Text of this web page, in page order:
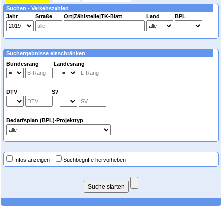
Suchen - Verkehszahlen
Jahr
Straße Ort|Zählstelle|TK-Blatt Land BPL
Suchergebnisse einschränken
Bundesrang Landesrang
|
DTV SV
|
Bedarfsplan (BPL)-Projekttyp
Infos anzeigen Suchbegriffe hervorheben